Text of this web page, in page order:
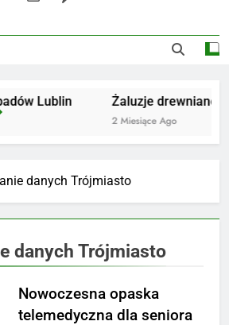
Lublin Żaluzje drewniane
2 Miesiące Ago
danych Trójmiasto
danych Trójmiasto
Nowoczesna opaska
telemedyczna dla seniora